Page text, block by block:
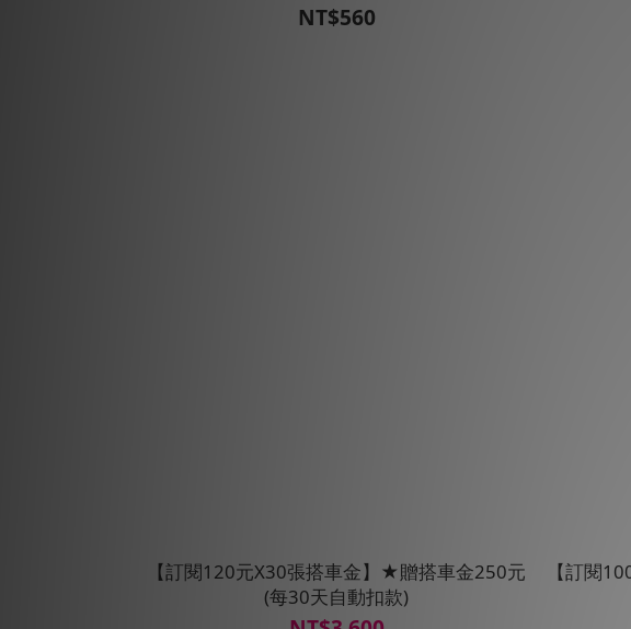
NT$560
【訂閱120元X30張搭車金】★贈搭車金250元
(每30天自動扣款)
【訂閱